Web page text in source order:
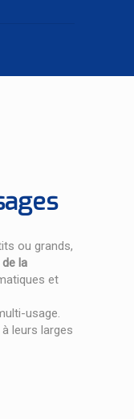
ou grands,
la
et
usage.
leurs larges